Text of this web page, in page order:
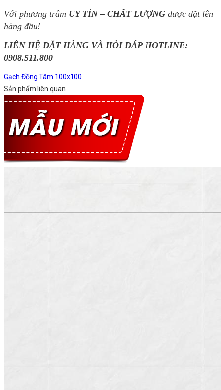
Với phương trâm UY TÍN – CHẤT LƯỢNG được đặt lên
hàng đầu!
LIÊN HỆ ĐẶT HÀNG VÀ HỎI ĐÁP HOTLINE:
0908.511.800
Gạch Đồng Tâm 100x100
Sản phẩm liên quan